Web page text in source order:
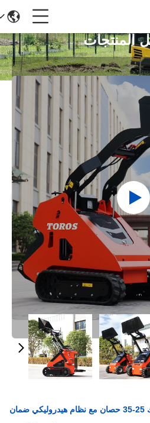
المنتجات
جرافة انزلاقية صغيرة بمحرك 25-35 حصان مع نظام هيدروليكي ضمان